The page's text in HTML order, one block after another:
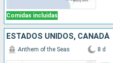
Comidas incluidas
ESTADOS UNIDOS, CANADÁ
Anthem of the Seas 8 d